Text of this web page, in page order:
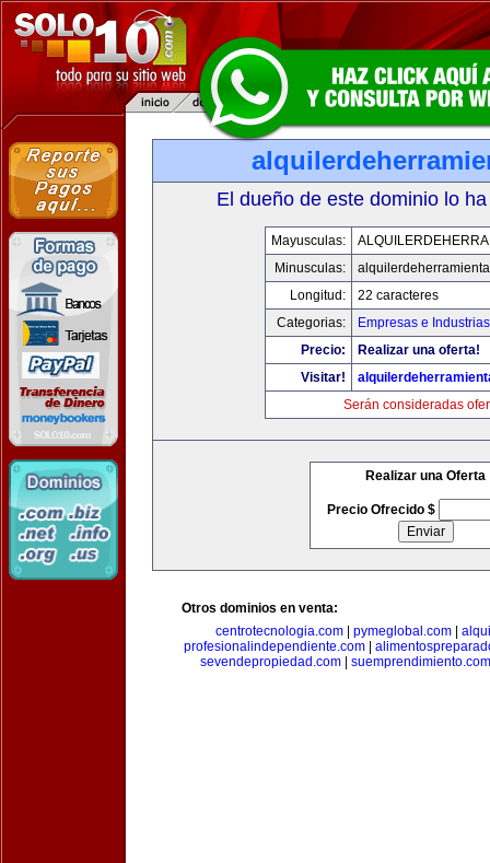
El dueño de este dominio lo
Mayusculas:
Minusculas:
Longitud:
22 caracteres
Categorias:
Empresas e Industrias
Precio:
Realizar una oferta!
Visitar!
Serán consideradas
Realizar una Oferta
Precio Ofrecido $
Otros dominios en venta:
centrotecnologia.com
pymeglobal.com
profesionalindependiente.com
sevendepropiedad.com| suemprendimiento.com